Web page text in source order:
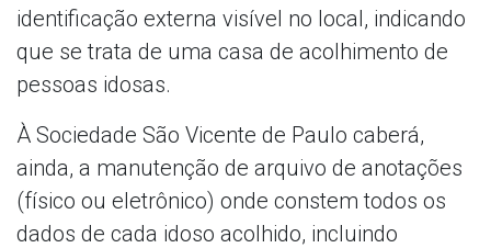
identificação externa visível no local, indicando
que se trata de uma casa de acolhimento de
pessoas idosas.
À Sociedade São Vicente de Paulo caberá,
ainda, a manutenção de arquivo de anotações
(físico ou eletrônico) onde constem todos os
dados de cada idoso acolhido, incluindo